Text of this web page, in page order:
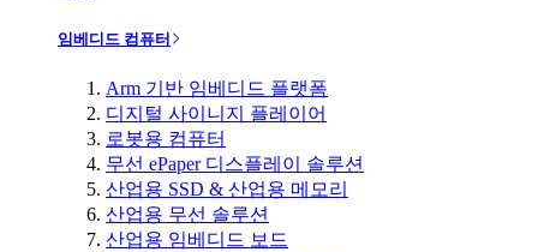
임베디드 컴퓨터
Arm 기반 임베디드 플랫폼
디지털 사이니지 플레이어
로봇용 컴퓨터
무선 ePaper 디스플레이 솔루션
산업용 SSD & 산업용 메모리
산업용 무선 솔루션
산업용 임베디드 보드